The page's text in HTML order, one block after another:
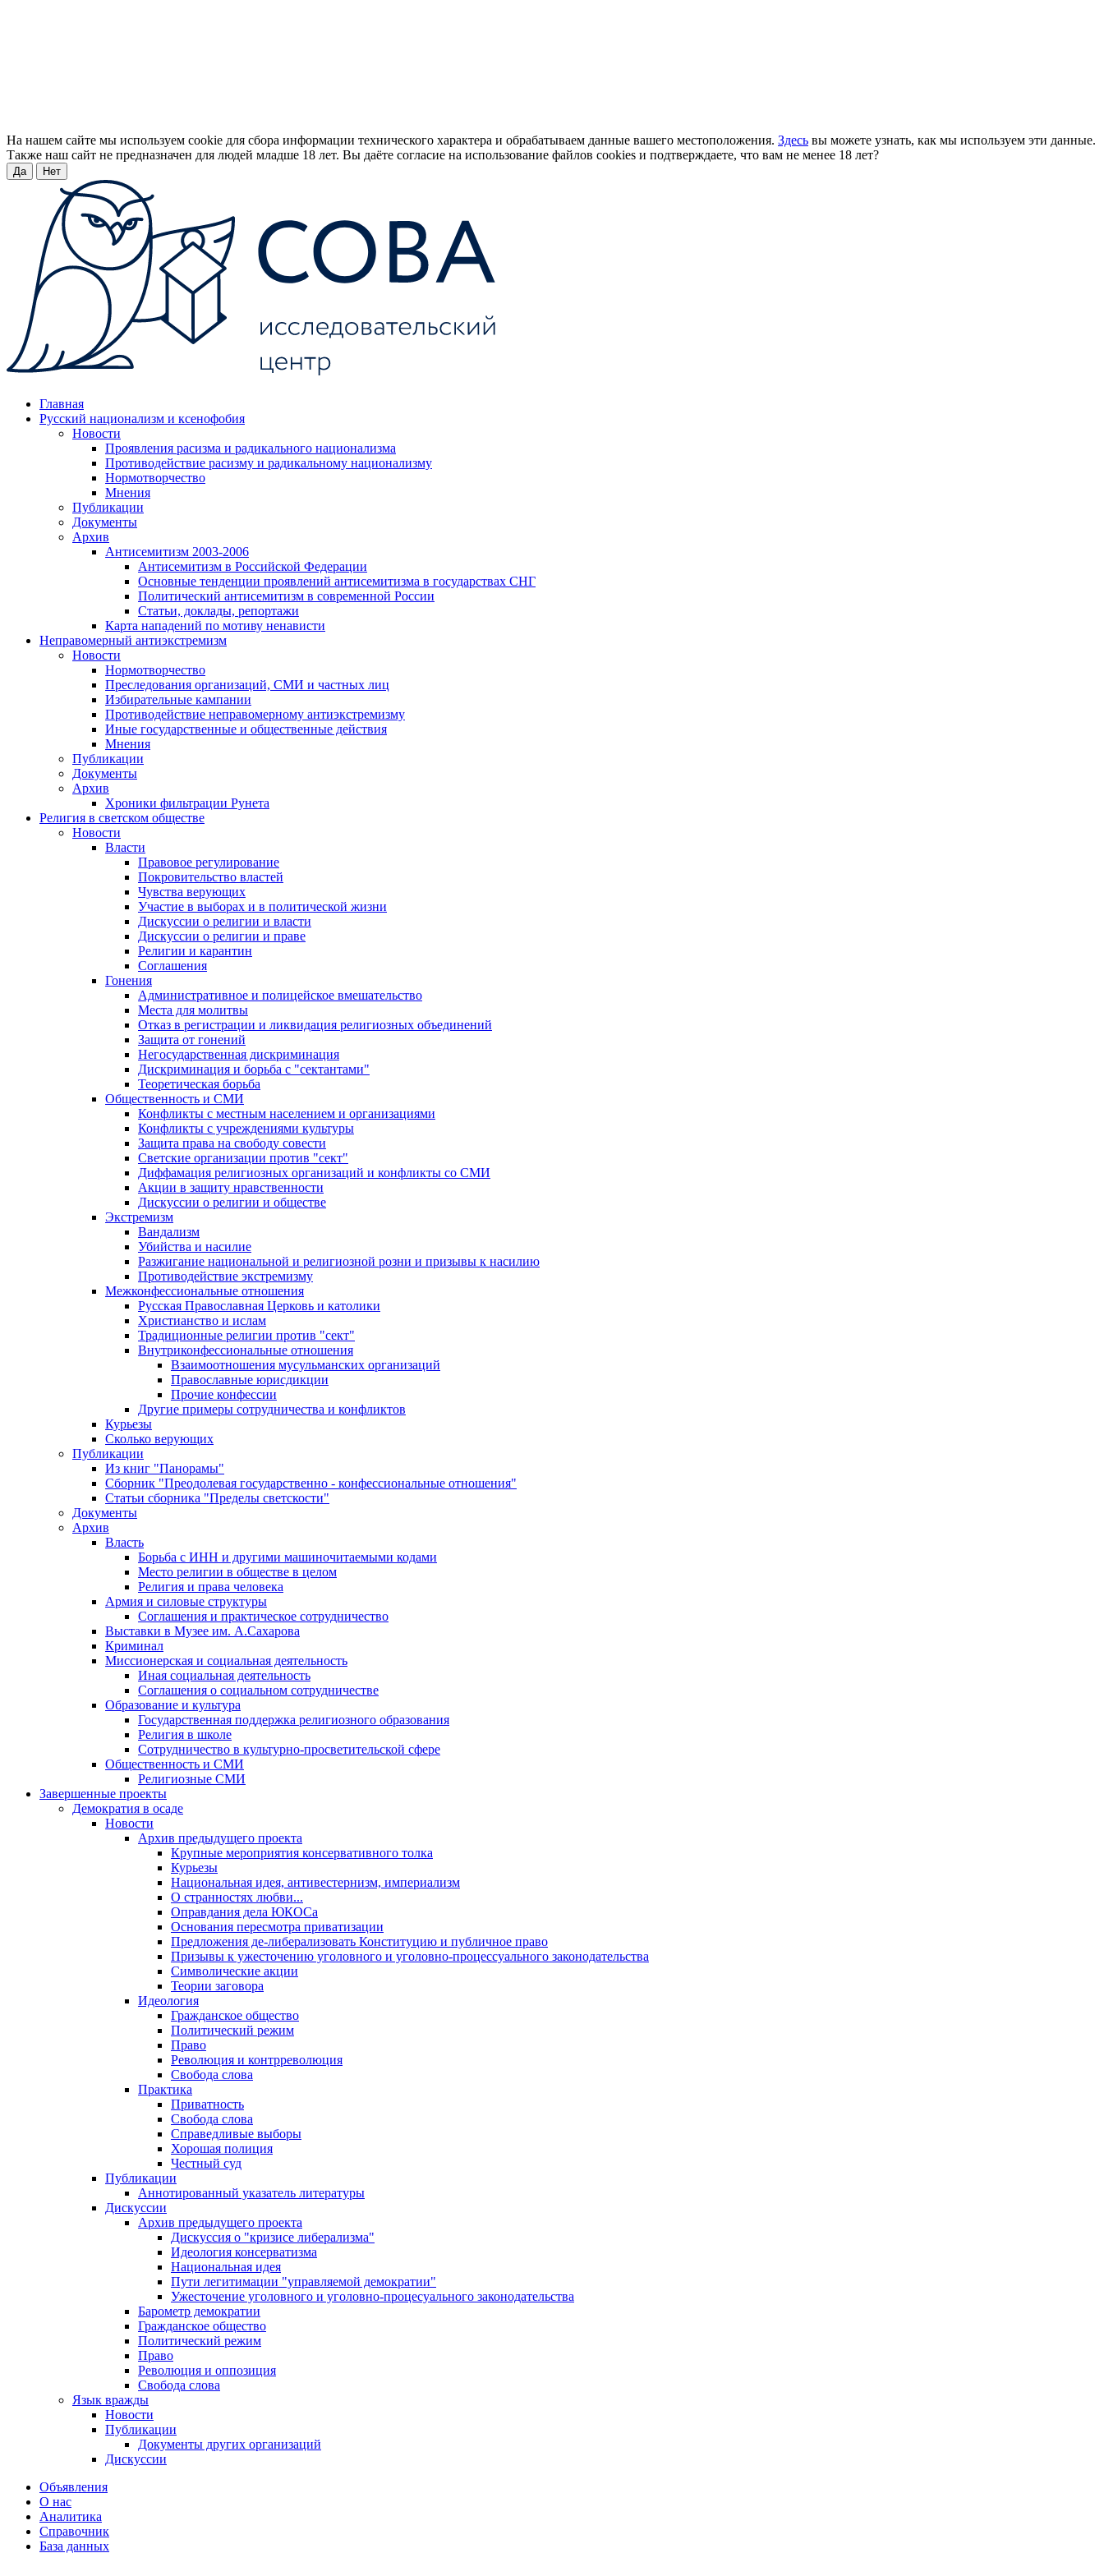
На нашем сайте мы используем cookie для сбора информации технического характера и обрабатываем данные вашего местоположения. Здесь вы можете узнать, как мы используем эти данные.
Также наш сайт не предназначен для людей младше 18 лет. Вы даёте согласие на использование файлов cookies и подтверждаете, что вам не менее 18 лет?
Да Нет
Главная
Русский национализм и ксенофобия
Новости
Проявления расизма и радикального национализма
Противодействие расизму и радикальному национализму
Нормотворчество
Мнения
Публикации
Документы
Архив
Антисемитизм 2003-2006
Антисемитизм в Российской Федерации
Основные тенденции проявлений антисемитизма в государствах СНГ
Политический антисемитизм в современной России
Статьи, доклады, репортажи
Карта нападений по мотиву ненависти
Неправомерный антиэкстремизм
Новости
Нормотворчество
Преследования организаций, СМИ и частных лиц
Избирательные кампании
Противодействие неправомерному антиэкстремизму
Иные государственные и общественные действия
Мнения
Публикации
Документы
Архив
Хроники фильтрации Рунета
Религия в светском обществе
Новости
Власти
Правовое регулирование
Покровительство властей
Чувства верующих
Участие в выборах и в политической жизни
Дискуссии о религии и власти
Дискуссии о религии и праве
Религии и карантин
Соглашения
Гонения
Административное и полицейское вмешательство
Места для молитвы
Отказ в регистрации и ликвидация религиозных объединений
Защита от гонений
Негосударственная дискриминация
Дискриминация и борьба с "сектантами"
Теоретическая борьба
Общественность и СМИ
Конфликты с местным населением и организациями
Конфликты с учреждениями культуры
Защита права на свободу совести
Светские организации против "сект"
Диффамация религиозных организаций и конфликты со СМИ
Акции в защиту нравственности
Дискуссии о религии и обществе
Экстремизм
Вандализм
Убийства и насилие
Разжигание национальной и религиозной розни и призывы к насилию
Противодействие экстремизму
Межконфессиональные отношения
Русская Православная Церковь и католики
Христианство и ислам
Традиционные религии против "сект"
Внутриконфессиональные отношения
Взаимоотношения мусульманских организаций
Православные юрисдикции
Прочие конфессии
Другие примеры сотрудничества и конфликтов
Курьезы
Сколько верующих
Публикации
Из книг "Панорамы"
Сборник "Преодолевая государственно - конфессиональные отношения"
Статьи сборника "Пределы светскости"
Документы
Архив
Власть
Борьба с ИНН и другими машиночитаемыми кодами
Место религии в обществе в целом
Религия и права человека
Армия и силовые структуры
Соглашения и практическое сотрудничество
Выставки в Музее им. А.Сахарова
Криминал
Миссионерская и социальная деятельность
Иная социальная деятельность
Соглашения о социальном сотрудничестве
Образование и культура
Государственная поддержка религиозного образования
Религия в школе
Сотрудничество в культурно-просветительской сфере
Общественность и СМИ
Религиозные СМИ
Завершенные проекты
Демократия в осаде
Новости
Архив предыдущего проекта
Крупные мероприятия консервативного толка
Курьезы
Национальная идея, антивестернизм, империализм
О странностях любви...
Оправдания дела ЮКОСа
Основания пересмотра приватизации
Предложения де-либерализовать Конституцию и публичное право
Призывы к ужесточению уголовного и уголовно-процессуального законодательства
Символические акции
Теории заговора
Идеология
Гражданское общество
Политический режим
Право
Революция и контрреволюция
Свобода слова
Практика
Приватность
Свобода слова
Справедливые выборы
Хорошая полиция
Честный суд
Публикации
Аннотированный указатель литературы
Дискуссии
Архив предыдущего проекта
Дискуссия о "кризисе либерализма"
Идеология консерватизма
Национальная идея
Пути легитимации "управляемой демократии"
Ужесточение уголовного и уголовно-процесуального законодательства
Барометр демократии
Гражданское общество
Политический режим
Право
Революция и оппозиция
Свобода слова
Язык вражды
Новости
Публикации
Документы других организаций
Дискуссии
Объявления
О нас
Аналитика
Справочник
База данных